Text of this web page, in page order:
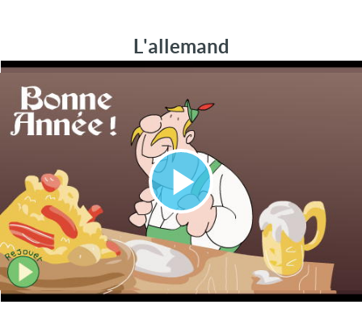
L'allemand
Lire
la